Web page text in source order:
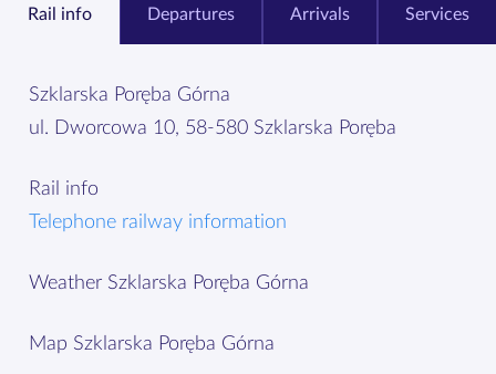
Rail info Departures Arrivals Services
Szklarska Poręba Górna
ul. Dworcowa 10, 58-580 Szklarska Poręba
Rail info
Telephone railway information
Weather Szklarska Poręba Górna
Map Szklarska Poręba Górna